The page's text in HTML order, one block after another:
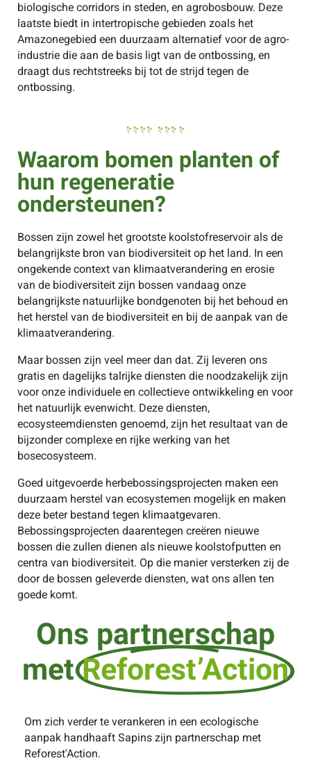
biologische corridors in steden, en agrobosbouw. Deze
laatste biedt in intertropische gebieden zoals het
Amazonegebied een duurzaam alternatief voor de agro-
industrie die aan de basis ligt van de ontbossing, en
draagt dus rechtstreeks bij tot de strijd tegen de
ontbossing.
Waarom bomen planten of
hun regeneratie
ondersteunen?
Bossen zijn zowel het grootste koolstofreservoir als de
belangrijkste bron van biodiversiteit op het land. In een
ongekende context van klimaatverandering en erosie
van de biodiversiteit zijn bossen vandaag onze
belangrijkste natuurlijke bondgenoten bij het behoud en
het herstel van de biodiversiteit en bij de aanpak van de
klimaatverandering.
Maar bossen zijn veel meer dan dat. Zij leveren ons
gratis en dagelijks talrijke diensten die noodzakelijk zijn
voor onze individuele en collectieve ontwikkeling en voor
het natuurlijk evenwicht. Deze diensten,
ecosysteemdiensten genoemd, zijn het resultaat van de
bijzonder complexe en rijke werking van het
bosecosysteem.
Goed uitgevoerde herbebossingsprojecten maken een
duurzaam herstel van ecosystemen mogelijk en maken
deze beter bestand tegen klimaatgevaren.
Bebossingsprojecten daarentegen creëren nieuwe
bossen die zullen dienen als nieuwe koolstofputten en
centra van biodiversiteit. Op die manier versterken zij de
door de bossen geleverde diensten, wat ons allen ten
goede komt.
Ons partnerschap
metReforest’Action
Om zich verder te verankeren in een ecologische
aanpak handhaaft Sapins zijn partnerschap met
Reforest'Action.